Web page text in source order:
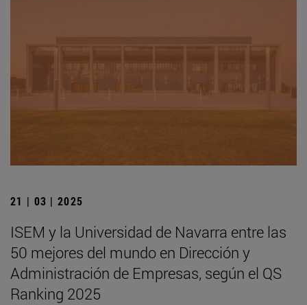
21 | 03 | 2025
ISEM y la Universidad de Navarra entre las
50 mejores del mundo en Dirección y
Administración de Empresas, según el QS
Ranking 2025